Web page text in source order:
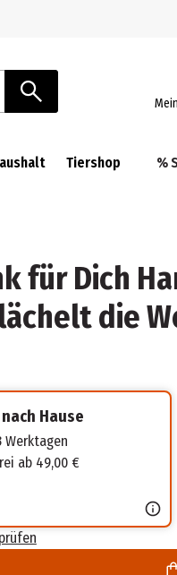
Tiershop %
für Dich
die
Hause
Werktagen
ab 49,00 €